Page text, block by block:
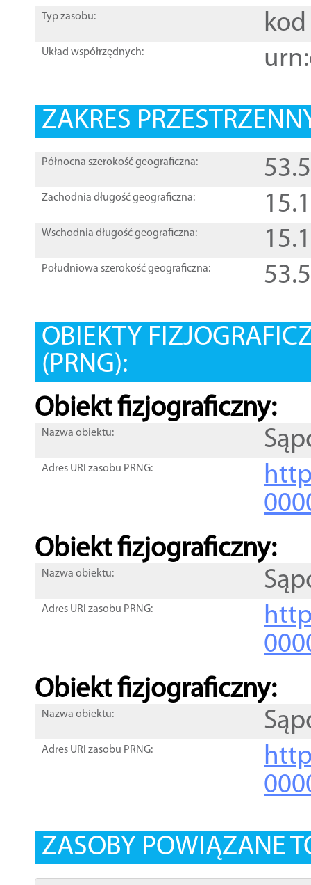
Typ zasobu: kod
Układ współrzędnych:
ZAKRES
Północna szerokość geograficzna:
Zachodnia długość geograficzna:
Wschodnia długość geograficzna:
Południowa szerokość geograficzna:
OBIEKTY
(PRNG):
Obiekt fizjograficzny:
Nazwa obiektu:
Adres URI zasobu PRNG:
Obiekt fizjograficzny:
Nazwa obiektu:
Adres URI zasobu PRNG:
Obiekt fizjograficzny:
Nazwa obiektu:
Adres URI zasobu PRNG:
ZASOBY POWIĄZANE